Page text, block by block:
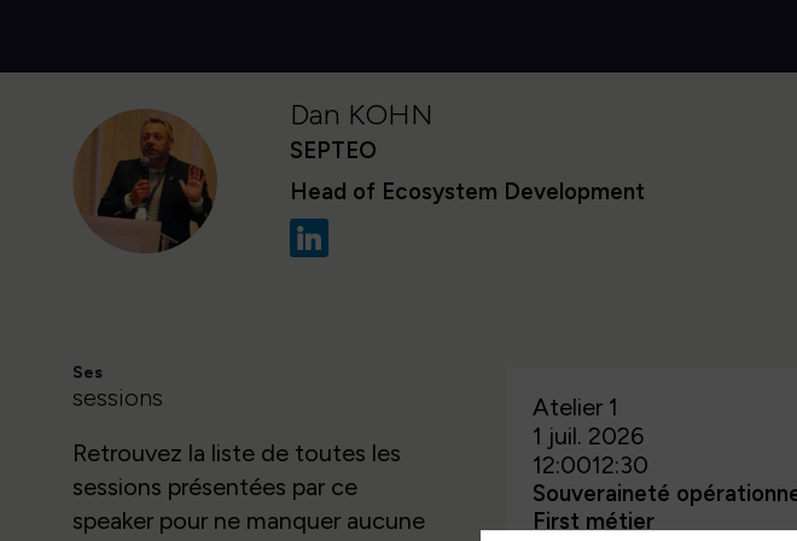
DK
Dan KOHN
SEPTEO
Head of Ecosystem Development
Ses
sessions
Retrouvez la liste de toutes les
sessions présentées par ce
speaker pour ne manquer aucune
Atelier 1
1 juil. 2026
12:0012:30
Souveraineté
First métier